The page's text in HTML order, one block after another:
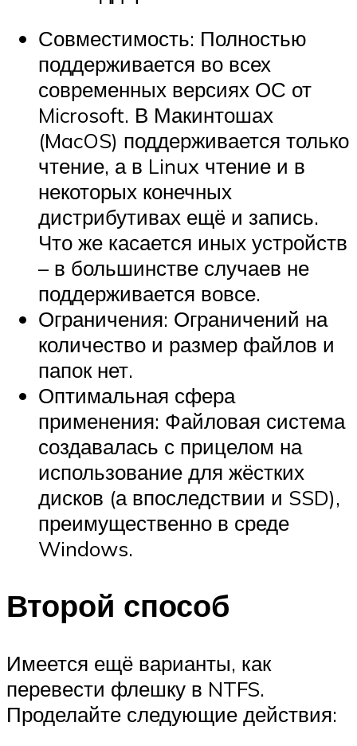
Совместимость: Полностью
поддерживается во всех
современных версиях ОС от
Microsoft. В Макинтошах
(MacOS) поддерживается только
чтение, а в Linux чтение и в
некоторых конечных
дистрибутивах ещё и запись.
Что же касается иных устройств
– в большинстве случаев не
поддерживается вовсе.
Ограничения: Ограничений на
количество и размер файлов и
папок нет.
Оптимальная сфера
применения: Файловая система
создавалась с прицелом на
использование для жёстких
дисков (а впоследствии и SSD),
преимущественно в среде
Windows.
Второй способ
Имеется ещё варианты, как
перевести флешку в NTFS.
Проделайте следующие действия: